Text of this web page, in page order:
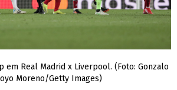
em Real Madrid x Liverpool. (Foto: Gonzalo
Moreno/Getty Images)